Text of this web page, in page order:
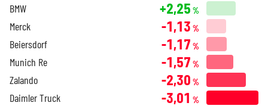
BMW +2,25 %
Merck -1,13 %
Beiersdorf -1,17 %
Munich Re -1,57 %
Zalando -2,30 %
Daimler Truck -3,01 %